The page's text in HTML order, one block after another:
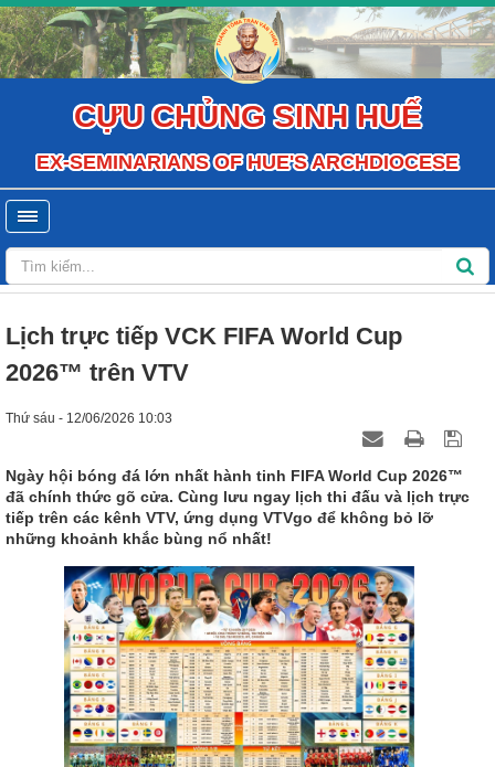
CỰU CHỦNG SINH HUẾ
EX-SEMINARIANS OF HUE'S ARCHDIOCESE
Lịch trực tiếp VCK FIFA World Cup
2026™ trên VTV
Thứ sáu - 12/06/2026 10:03
Ngày hội bóng đá lớn nhất hành tinh FIFA World Cup 2026™
đã chính thức gõ cửa. Cùng lưu ngay lịch thi đấu và lịch trực
tiếp trên các kênh VTV, ứng dụng VTVgo để không bỏ lỡ
những khoảnh khắc bùng nổ nhất!